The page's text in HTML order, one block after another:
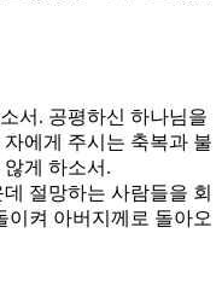
서. 공평하신 하나님을
에게 주시는 축복과 불
게 하소서.
절망하는 사람들을 회
이켜 아버지께로 돌아오